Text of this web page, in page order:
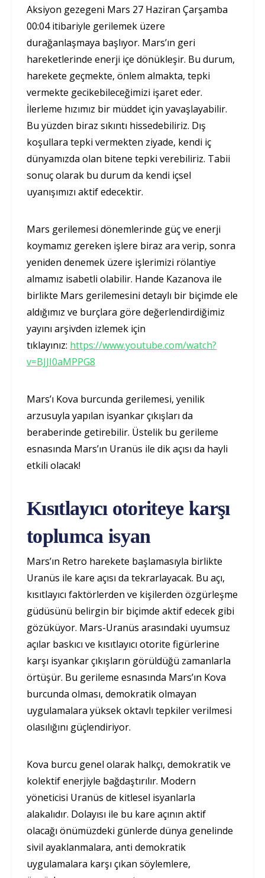
Aksiyon gezegeni Mars 27 Haziran Çarşamba
00:04 itibariyle gerilemek üzere
durağanlaşmaya başlıyor. Mars’ın geri
hareketlerinde enerji içe dönükleşir. Bu durum,
harekete geçmekte, önlem almakta, tepki
vermekte gecikebileceğimizi işaret eder.
İlerleme hızımız bir müddet için yavaşlayabilir.
Bu yüzden biraz sıkıntı hissedebiliriz. Dış
koşullara tepki vermekten ziyade, kendi iç
dünyamızda olan bitene tepki verebiliriz. Tabii
sonuç olarak bu durum da kendi içsel
uyanışımızı aktif edecektir.
Mars gerilemesi dönemlerinde güç ve enerji
koymamız gereken işlere biraz ara verip, sonra
yeniden denemek üzere işlerimizi rölantiye
almamız isabetli olabilir. Hande Kazanova ile
birlikte Mars gerilemesini detaylı bir biçimde ele
aldığımız ve burçlara göre değerlendirdiğimiz
yayını arşivden izlemek için
tıklayınız: https://www.youtube.com/watch?
v=BJJI0aMPPG8
Mars’ı Kova burcunda gerilemesi, yenilik
arzusuyla yapılan isyankar çıkışları da
beraberinde getirebilir. Üstelik bu gerileme
esnasında Mars’ın Uranüs ile dik açısı da hayli
etkili olacak!
Kısıtlayıcı otoriteye karşı
toplumca isyan
Mars’ın Retro harekete başlamasıyla birlikte
Uranüs ile kare açısı da tekrarlayacak. Bu açı,
kısıtlayıcı faktörlerden ve kişilerden özgürleşme
güdüsünü belirgin bir biçimde aktif edecek gibi
gözüküyor. Mars-Uranüs arasındaki uyumsuz
açılar baskıcı ve kısıtlayıcı otorite figürlerine
karşı isyankar çıkışların görüldüğü zamanlarla
örtüşür. Bu gerileme esnasında Mars’ın Kova
burcunda olması, demokratik olmayan
uygulamalara yüksek oktavlı tepkiler verilmesi
olasılığını güçlendiriyor.
Kova burcu genel olarak halkçı, demokratik ve
kolektif enerjiyle bağdaştırılır. Modern
yöneticisi Uranüs de kitlesel isyanlarla
alakalıdır. Dolayısı ile bu kare açının aktif
olacağı önümüzdeki günlerde dünya genelinde
sivil ayaklanmalara, anti demokratik
uygulamalara karşı çıkan söylemlere,